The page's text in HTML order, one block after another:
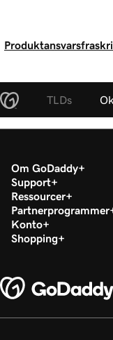
TLDs
Om GoDaddy
Support
Ressourcer
Partnerprogrammer
Konto
Shopping